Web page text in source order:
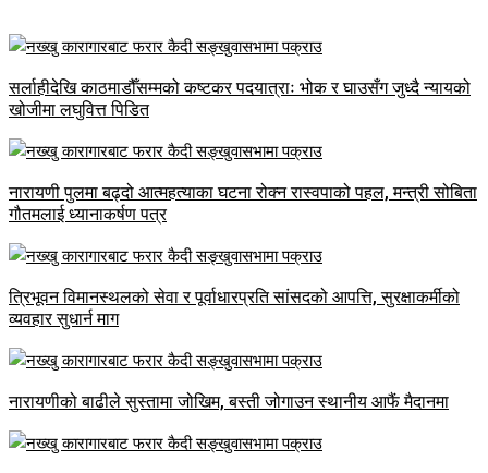
सर्लाहीदेखि काठमाडौँसम्मको कष्टकर पदयात्राः भोक र घाउसँग जुध्दै न्यायको
खोजीमा लघुवित्त पिडित
नारायणी पुलमा बढ्दो आत्महत्याका घटना रोक्न रास्वपाको पहल, मन्त्री सोबिता
गौतमलाई ध्यानाकर्षण पत्र
त्रिभूवन विमानस्थलको सेवा र पूर्वाधारप्रति सांसदको आपत्ति, सुरक्षाकर्मीको
व्यवहार सुधार्न माग
नारायणीको बाढीले सुस्तामा जोखिम, बस्ती जोगाउन स्थानीय आफैं मैदानमा